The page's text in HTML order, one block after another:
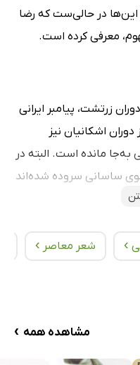
در حالی‌ست که رضا
معرفی کرده است.
زرتشت، پیامبر ایرانی
اشکانیان نیز
مانده است. البته در
ساسانی سروده شده‌اند
به پارسی میانه شهره
دارند. یکی از این
پارسی‌زبانی که به
› شعر معاصر ›
مشاهده همه ›